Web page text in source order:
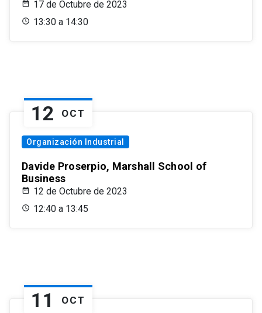
17 de Octubre de 2023
13:30 a 14:30
12 OCT
Organización Industrial
Davide Proserpio, Marshall School of
Business
12 de Octubre de 2023
12:40 a 13:45
11 OCT